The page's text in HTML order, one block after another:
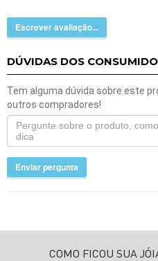
Escrever avaliação...
DÚVIDAS DOS
Tem alguma dúvida sobre este
outros compradores!
Enviar pergunta
COMO FICOU SUA